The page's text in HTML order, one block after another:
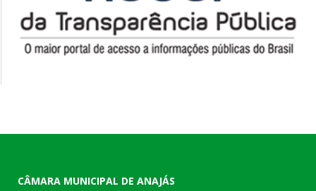
CÂMARA MUNICIPAL DE ANAJÁS